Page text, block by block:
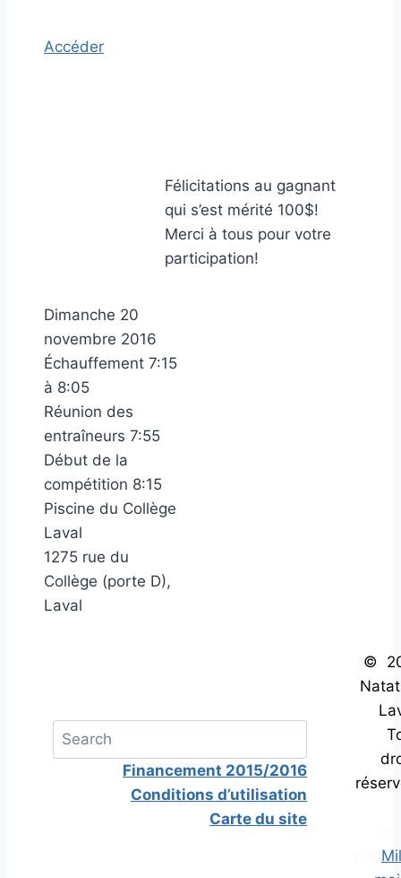
Accéder
Félicitations au gagnant
qui s’est mérité 100$!
​Merci à tous pour votre
participation!
Dimanche 20
novembre 2016
Échauffement 7:15
à 8:05
Réunion des
entraîneurs 7:55
Début de la
compétition 8:15
Piscine du Collège
Laval
1275 rue du
Collège (porte D),
Laval
Financement 2015/2016
Conditions d’utilisation
Carte du site
©